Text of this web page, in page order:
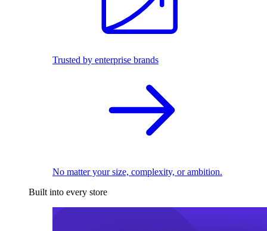
Trusted by enterprise brands
No matter your size, complexity, or ambition.
Built into every store